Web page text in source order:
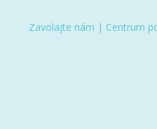
Zavolajte nám | Centrum